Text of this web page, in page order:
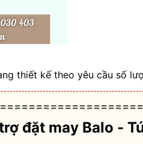
thiết kế theo yêu cầu số
đặt may Balo -